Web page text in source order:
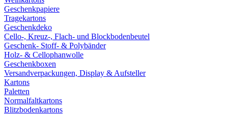
Geschenkpapiere
Tragekartons
Geschenkdeko
Cello-, Kreuz-, Flach- und Blockbodenbeutel
Geschenk- Stoff- & Polybänder
Holz- & Cellophanwolle
Geschenkboxen
Versandverpackungen, Display & Aufsteller
Kartons
Paletten
Normalfaltkartons
Blitzbodenkartons